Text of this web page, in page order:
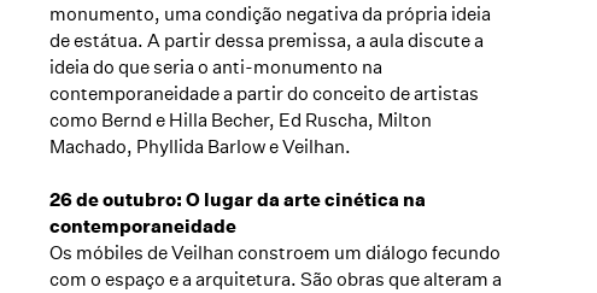
monumento, uma condição negativa da própria ideia
de estátua. A partir dessa premissa, a aula discute a
ideia do que seria o anti-monumento na
contemporaneidade a partir do conceito de artistas
como Bernd e Hilla Becher, Ed Ruscha, Milton
Machado, Phyllida Barlow e Veilhan.
26 de outubro: O lugar da arte cinética na
contemporaneidade
Os móbiles de Veilhan constroem um diálogo fecundo
com o espaço e a arquitetura. São obras que alteram a